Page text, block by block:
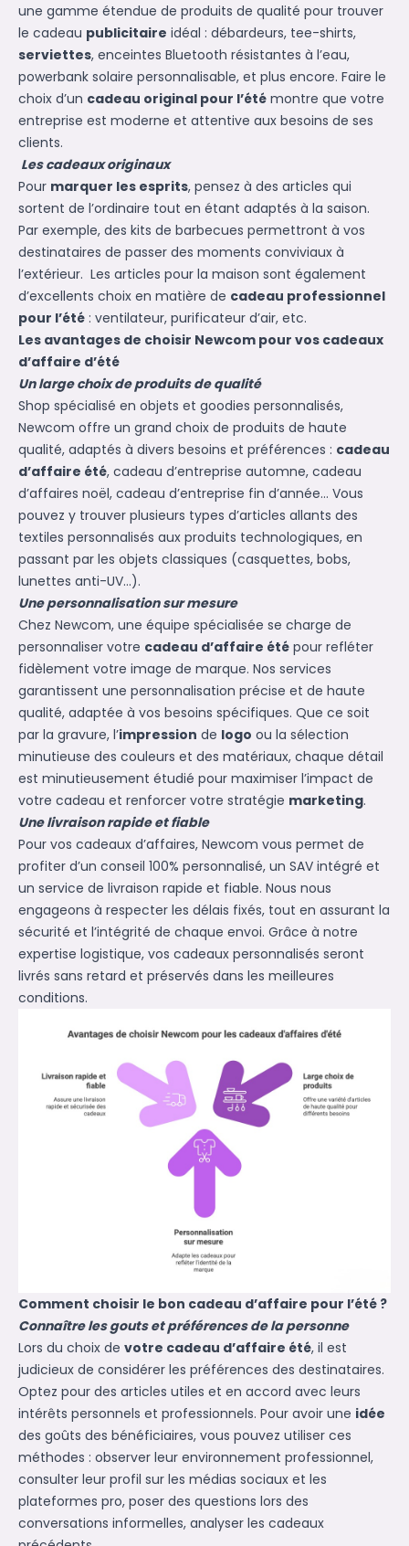
une gamme étendue de produits de qualité pour trouver
le cadeau publicitaire idéal : débardeurs, tee-shirts,
serviettes, enceintes Bluetooth résistantes à l’eau,
powerbank solaire personnalisable, et plus encore. Faire le
choix d’un cadeau original pour l’été montre que votre
entreprise est moderne et attentive aux besoins de ses
clients.
Les cadeaux originaux
Pour marquer les esprits, pensez à des articles qui
sortent de l’ordinaire tout en étant adaptés à la saison.
Par exemple, des kits de barbecues permettront à vos
destinataires de passer des moments conviviaux à
l’extérieur. Les articles pour la maison sont également
d’excellents choix en matière de cadeau professionnel
pour l’été : ventilateur, purificateur d’air, etc.
Les avantages de choisir Newcom pour vos cadeaux
d’affaire d’été
Un large choix de produits de qualité
Shop spécialisé en objets et goodies personnalisés,
Newcom offre un grand choix de produits de haute
qualité, adaptés à divers besoins et préférences : cadeau
d’affaire été, cadeau d’entreprise automne, cadeau
d’affaires noël, cadeau d’entreprise fin d’année… Vous
pouvez y trouver plusieurs types d’articles allants des
textiles personnalisés aux produits technologiques, en
passant par les objets classiques (casquettes, bobs,
lunettes anti-UV…).
Une personnalisation sur mesure
Chez Newcom, une équipe spécialisée se charge de
personnaliser votre cadeau d’affaire été pour refléter
fidèlement votre image de marque. Nos services
garantissent une personnalisation précise et de haute
qualité, adaptée à vos besoins spécifiques. Que ce soit
par la gravure, l’impression de logo ou la sélection
minutieuse des couleurs et des matériaux, chaque détail
est minutieusement étudié pour maximiser l’impact de
votre cadeau et renforcer votre stratégie marketing.
Une livraison rapide et fiable
Pour vos cadeaux d’affaires, Newcom vous permet de
profiter d’un conseil 100% personnalisé, un SAV intégré et
un service de livraison rapide et fiable. Nous nous
engageons à respecter les délais fixés, tout en assurant la
sécurité et l’intégrité de chaque envoi. Grâce à notre
expertise logistique, vos cadeaux personnalisés seront
livrés sans retard et préservés dans les meilleures
conditions.
Comment choisir le bon cadeau d’affaire pour l’été ?
Connaître les gouts et préférences de la personne
Lors du choix de votre cadeau d’affaire été, il est
judicieux de considérer les préférences des destinataires.
Optez pour des articles utiles et en accord avec leurs
intérêts personnels et professionnels. Pour avoir une idée
des goûts des bénéficiaires, vous pouvez utiliser ces
méthodes : observer leur environnement professionnel,
consulter leur profil sur les médias sociaux et les
plateformes pro, poser des questions lors des
conversations informelles, analyser les cadeaux